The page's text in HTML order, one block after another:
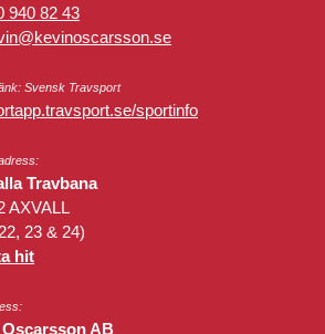
940 82 43
Svensk Travsport
sportinfo
Travbana
AXVALL
23 & 24)
hit
Oscarsson AB